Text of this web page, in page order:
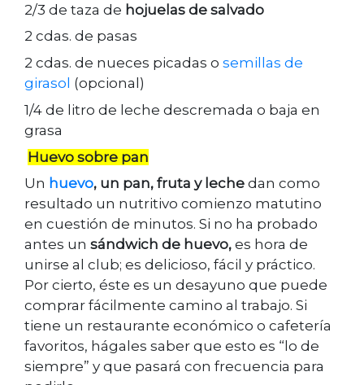
2/3 de taza de hojuelas de salvado
2 cdas. de pasas
2 cdas. de nueces picadas o semillas de
girasol (opcional)
1/4 de litro de leche descremada o baja en
grasa
Huevo sobre pan
Un huevo, un pan, fruta y leche dan como
resultado un nutritivo comienzo matutino
en cuestión de minutos. Si no ha probado
antes un sándwich de huevo, es hora de
unirse al club; es delicioso, fácil y práctico.
Por cierto, éste es un desayuno que puede
comprar fácilmente camino al trabajo. Si
tiene un restaurante económico o cafetería
favoritos, hágales saber que esto es “lo de
siempre” y que pasará con frecuencia para